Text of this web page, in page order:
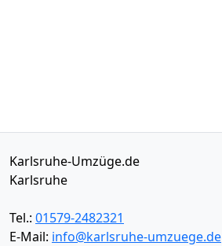
Karlsruhe-Umzüge.de
Karlsruhe
Tel.: 01579-2482321
E-Mail: info@karlsruhe-umzuege.de